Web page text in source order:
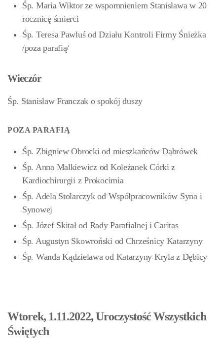
Śp. Maria Wiktor ze wspomnieniem Stanisława w 20
rocznicę śmierci
Śp. Teresa Pawluś od Działu Kontroli Firmy Śnieżka
/poza parafią/
Wieczór
Śp. Stanisław Franczak o spokój duszy
POZA PARAFIĄ
Śp. Zbigniew Obrocki od mieszkańców Dąbrówek
Śp. Anna Malkiewicz od Koleżanek Córki z
Kardiochirurgii z Prokocimia
Śp. Adela Stolarczyk od Współpracowników Syna i
Synowej
Śp. Józef Skitał od Rady Parafialnej i Caritas
Śp. Augustyn Skowroński od Chrześnicy Katarzyny
Śp. Wanda Kądzielawa od Katarzyny Kryla z Dębicy
Wtorek, 1.11.2022, Uroczystość Wszystkich
Świętych